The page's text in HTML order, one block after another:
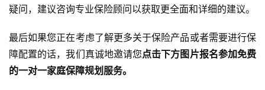
疑问，建议咨询专业保险顾问以获取更全面和详细的建议。
最后如果您正在考虑了解更多关于保险产品或者需要进行保
障配置的话，我们真诚地邀请您点击下方图片报名参加免费
的一对一家庭保障规划服务。